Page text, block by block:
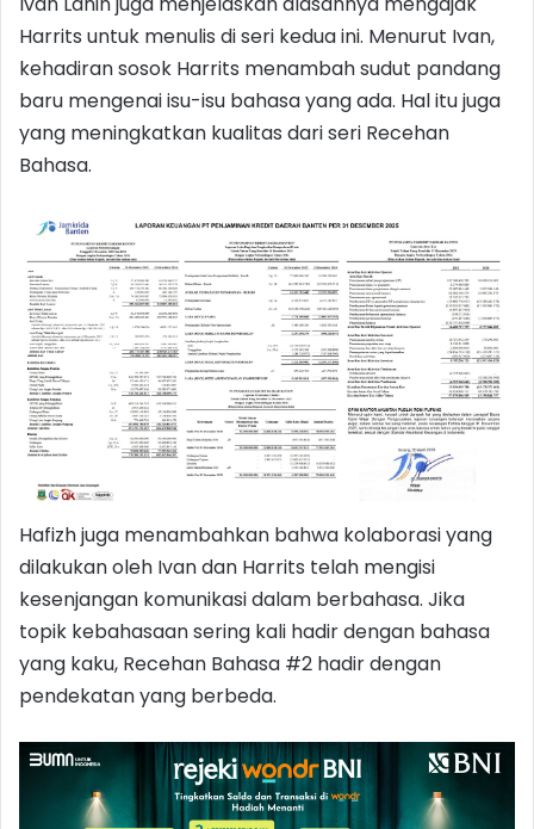
Harrits untuk menulis di seri kedua ini. Menurut Ivan,
kehadiran sosok Harrits menambah sudut pandang
baru mengenai isu-isu bahasa yang ada. Hal itu juga
yang meningkatkan kualitas dari seri Recehan
Bahasa.
Hafizh juga menambahkan bahwa kolaborasi yang
dilakukan oleh Ivan dan Harrits telah mengisi
kesenjangan komunikasi dalam berbahasa. Jika
topik kebahasaan sering kali hadir dengan bahasa
yang kaku, Recehan Bahasa #2 hadir dengan
pendekatan yang berbeda.